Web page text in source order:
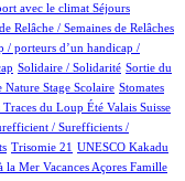
avec le climat Séjours
Relâche / Semaines de Relâches
/ porteurs d’un handicap /
Solidaire / Solidarité Sortie du
Nature Stage Scolaire Stomates
Traces du Loup Été Valais Suisse
/ Surefficients /
Trisomie 21 UNESCO Kakadu
la Mer Vacances Açores Famille